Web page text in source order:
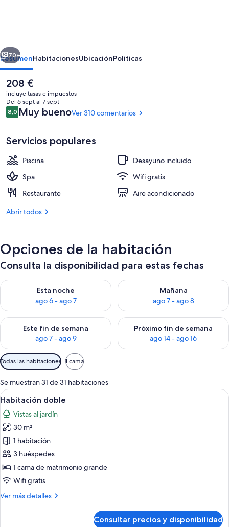
All
Inclusive
Exterior
Siguiente
70+
ResumenHabitacionesUbicaciónPolíticas
El
precio
actual
es
de
208 €
incluye tasas e impuestos
Del 6 sept al 7 sept
Comentarios
8,08,0 de 10
Muy buenoVer 310 comentarios
Servicios populares
Piscina
Desayuno incluido
Spa
Wifi gratis
Restaurante
Aire acondicionado
Abrir todos
Opciones de la habitación
Consulta la disponibilidad para estas fechas
Esta noche
ago 6 - ago 7
Consulta la disponibilidad para esta noche, ago 6 - ago 7
Mañana
ago 7 - ago 8
Consulta la disponibilidad
Este fin de semana
ago 7 - ago 9
Consulta la disponibilidad para este fin de semana, ago 7 -
Próximo fin de semana
ago 14 - ago 16
Consulta la disponibilidad
Filtros
disponibles
para
las
habitaciones
Todas las habitaciones 1 cama
Se muestran 31 de 31 habitaciones
Abrir
todas
las
fotos
de
Habitación
doble
Habitación de hotel con una cama
4
Habitación doble
Vistas al jardín
30 m²
1 habitación
3 huéspedes
1 cama de matrimonio grande
Wifi gratis
Ver más detalles
Más
Consultar precios y disponibilidad